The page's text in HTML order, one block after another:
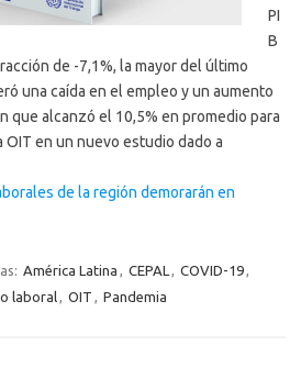
PI
B
de -7,1%, la mayor del último
una caída en el empleo y un aumento
que alcanzó el 10,5% en promedio para
OIT en un nuevo estudio dado a
de la región demorarán en
América Latina , CEPAL , COVID-19,
laboral, OIT , Pandemia